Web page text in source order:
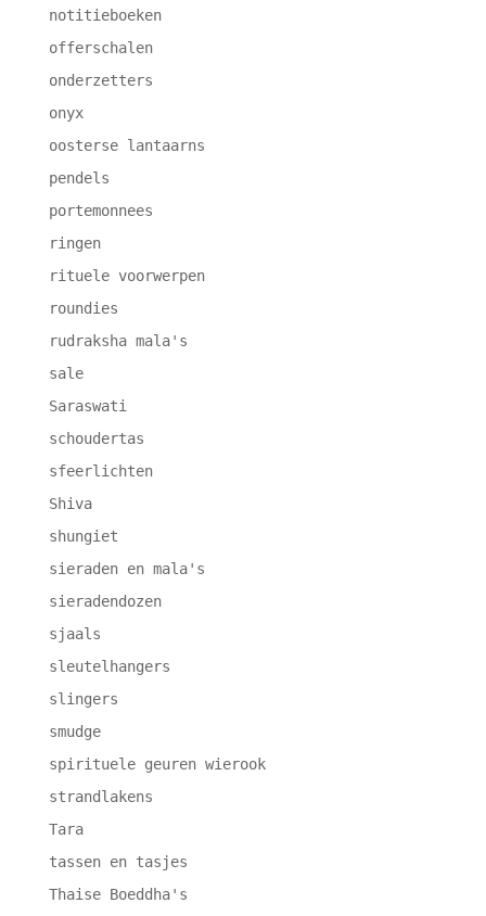
notitieboeken
offerschalen
onderzetters
onyx
oosterse lantaarns
pendels
portemonnees
ringen
rituele voorwerpen
roundies
rudraksha mala's
sale
Saraswati
schoudertas
sfeerlichten
Shiva
shungiet
sieraden en mala's
sieradendozen
sjaals
sleutelhangers
slingers
smudge
spirituele geuren wierook
strandlakens
Tara
tassen en tasjes
Thaise Boeddha's